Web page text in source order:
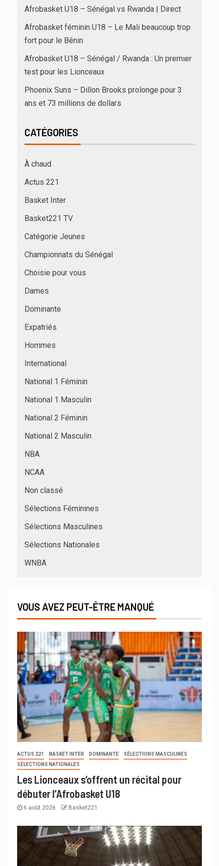
Afrobasket U18 – Sénégal vs Rwanda | Direct
Afrobasket féminin U18 – Le Mali beaucoup trop
fort pour le Bénin
Afrobasket U18 – Sénégal / Rwanda : Un premier
test pour les Lionceaux
Phoenix Suns – Dillon Brooks prolonge pour 3
ans et 73 millions de dollars
CATÉGORIES
À chaud
Actus 221
Basket Inter
Basket221 TV
Catégorie Jeunes
Championnats du Sénégal
Choisie pour vous
Dames
Dominante
Expatriés
Hommes
International
National 1 Féminin
National 1 Masculin
National 2 Féminin
National 2 Masculin
NBA
NCAA
Non classé
Sélections Féminines
Sélections Masculines
Sélections Nationales
WNBA
VOUS AVEZ PEUT-ÊTRE MANQUÉ
ACTUS 221 BASKET INTER DOMINANTE
SÉLECTIONS MASCULINES
SÉLECTIONS NATIONALES
Les Lionceaux s’offrent un récital pour
débuter l’Afrobasket U18
6 août 2026 Basket221